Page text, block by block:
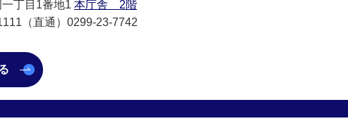
丁目1番地1 本庁舎 2階
（直通）0299-23-7742